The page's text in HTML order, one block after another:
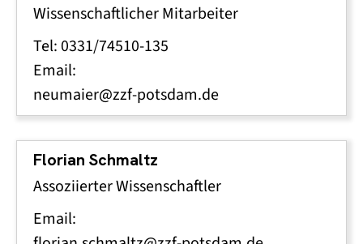
Wissenschaftlicher Mitarbeiter
Tel: 0331/74510-135
Email:
neumaier@zzf-potsdam.de
Florian Schmaltz
Assoziierter Wissenschaftler
Email: